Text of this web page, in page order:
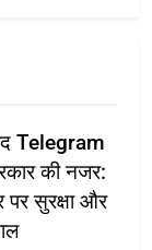
Telegram
की नजर:
सुरक्षा और